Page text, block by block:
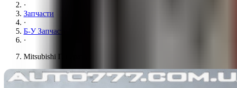
·
Запчасти
·
Б-У Запчасти от двигателя
·
Mitsubishi Генератор